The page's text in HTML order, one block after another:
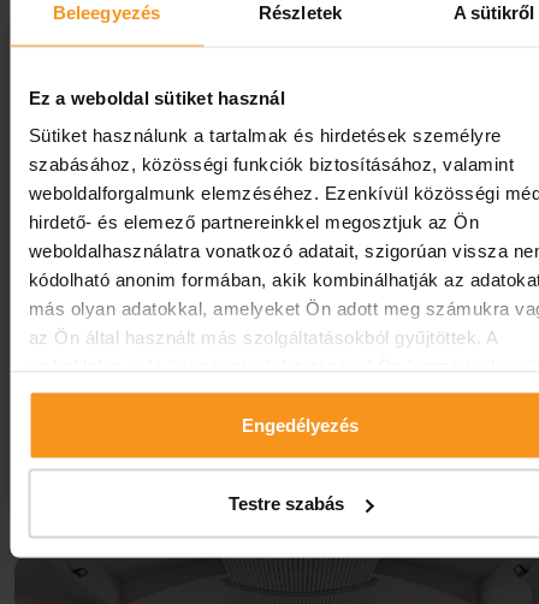
Beleegyezés Részletek A sütikről
Ez a weboldal sütiket használ
Sütiket használunk a tartalmak és hirdetések személyre
szabásához, közösségi funkciók biztosításához, valamint
weboldalforgalmunk elemzéséhez. Ezenkívül közösségi
hirdető- és elemező partnereinkkel megosztjuk az Ön
weboldalhasználatra vonatkozó adatait, szigorúan vissza
kódolható anonim formában, akik kombinálhatják az
más olyan adatokkal, amelyeket Ön adott meg számukra
az Ön által használt más szolgáltatásokból gyűjtöttek. A
használatához.
Engedélyezés
Testre szabás
Dopřejte si čas na odpočinek! Hřejivá termální voda,
relaxace.Ve vybraných termínech navíc s extra
pro děti!
05.01.2026 - 23.12.2026.
Dále